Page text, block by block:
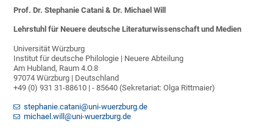
Prof. Dr. Stephanie Catani & Dr. Michael Will
Lehrstuhl für Neuere deutsche Literaturwissenschaft und Medien
Universität Würzburg
Institut für deutsche Philologie | Neuere Abteilung
Am Hubland, Raum 4.O.8
97074 Würzburg | Deutschland
+49 (0) 931 31-88610 | - 85640 (Sekretariat: Olga Rittmaier)
stephanie.catani@uni-wuerzburg.de
michael.will@uni-wuerzburg.de